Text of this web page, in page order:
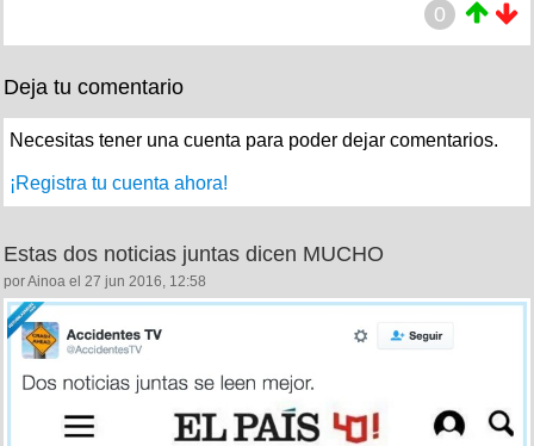
0
Deja tu comentario
Necesitas tener una cuenta para poder dejar comentarios.
¡Registra tu cuenta ahora!
Estas dos noticias juntas dicen MUCHO
por Ainoa el 27 jun 2016, 12:58